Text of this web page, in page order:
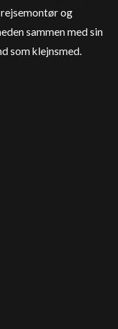
og
sammen med sin
som klejnsmed.